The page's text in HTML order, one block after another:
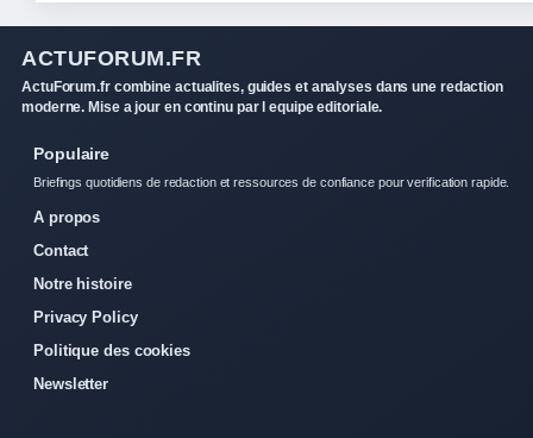
ACTUFORUM.FR
ActuForum.fr combine actualites, guides et analyses dans une redaction
moderne. Mise a jour en continu par l equipe editoriale.
Populaire
Briefings quotidiens de redaction et ressources de confiance pour verification rapide.
A propos
Contact
Notre histoire
Privacy Policy
Politique des cookies
Newsletter